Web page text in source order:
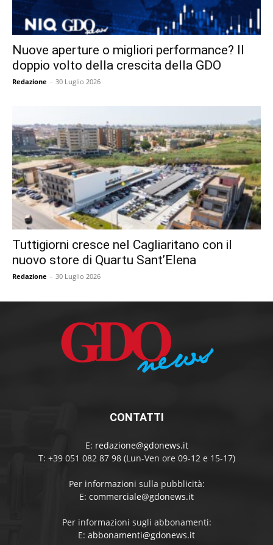
Nuove aperture o migliori performance? Il
doppio volto della crescita della GDO
Redazione - 30 Luglio 2026
Tuttigiorni cresce nel Cagliaritano con il
nuovo store di Quartu Sant’Elena
Redazione - 30 Luglio 2026
CONTATTI
E: redazione@gdonews.it
T: +39 051 082 87 98 (Lun-Ven ore 09-12 e 15-17)
Per informazioni sulla pubblicità:
E: commerciale@gdonews.it
Per informazioni sugli abbonamenti:
E: abbonamenti@gdonews.it